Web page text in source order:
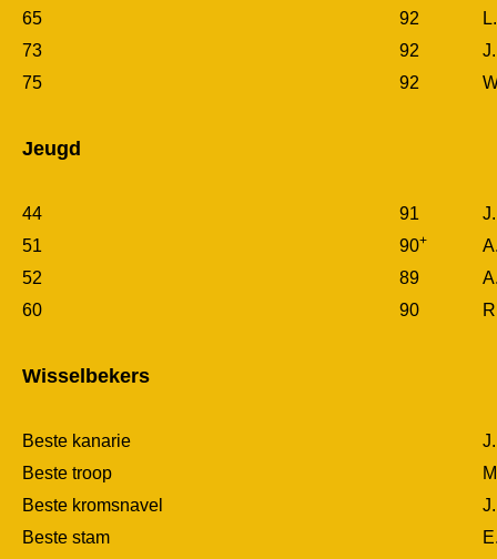
65
92
73
92
75
92
Jeugd
44 91
51
90+
52
89
60
90
Wisselbekers
Beste kanarie
Beste troop
Beste kromsnavel
Beste stam